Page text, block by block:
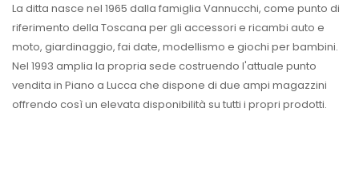
La ditta nasce nel 1965 dalla famiglia Vannucchi, come punto di
riferimento della Toscana per gli accessori e ricambi auto e
moto, giardinaggio, fai date, modellismo e giochi per bambini.
Nel 1993 amplia la propria sede costruendo l'attuale punto
vendita in Piano a Lucca che dispone di due ampi magazzini
offrendo così un elevata disponibilità su tutti i propri prodotti.